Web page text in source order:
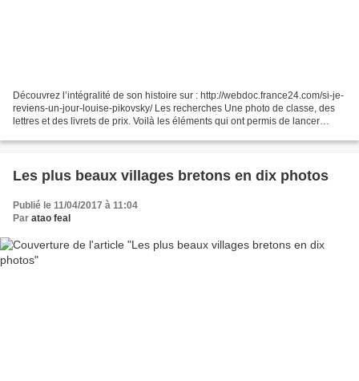
Découvrez l’intégralité de son histoire sur : http://webdoc.france24.com/si-je-
reviens-un-jour-louise-pikovsky/ Les recherches Une photo de classe, des
lettres et des livrets de prix. Voilà les éléments qui ont permis de lancer
Les plus beaux villages bretons en dix photos
Publié le 11/04/2017 à 11:04
Par atao feal